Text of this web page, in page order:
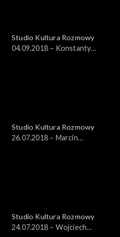
Studio Kultura Rozmowy
04.09.2018 – Konstanty
Studio Kultura Rozmowy
26.07.2018 – Marcin
Studio Kultura Rozmowy
24.07.2018 – Wojciech